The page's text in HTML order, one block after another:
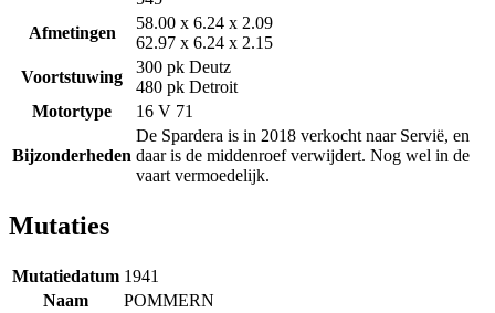
Afmetingen
58.00 x 6.24 x 2.09
62.97 x 6.24 x 2.15
Voortstuwing
300 pk Deutz
480 pk Detroit
Motortype
16 V 71
Bijzonderheden
De Spardera is in 2018 verkocht naar Servië, en
daar is de middenroef verwijdert. Nog wel in de
vaart vermoedelijk.
Mutaties
Mutatiedatum 1941
Naam
POMMERN